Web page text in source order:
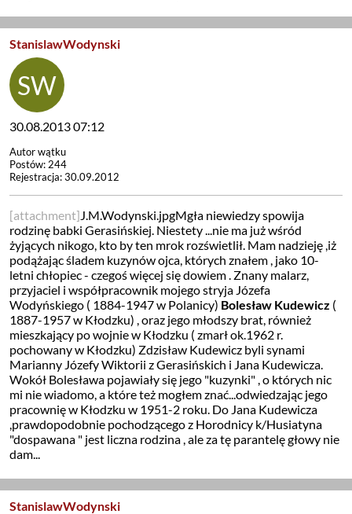
StanislawWodynski
30.08.2013 07:12
Autor wątku
Postów: 244
Rejestracja: 30.09.2012
[attachment]J.M.Wodynski.jpgMgła niewiedzy spowija
rodzinę babki Gerasińskiej. Niestety ...nie ma już wśród
żyjących nikogo, kto by ten mrok rozświetlił. Mam nadzieję ,iż
podążając śladem kuzynów ojca, których znałem , jako 10-
letni chłopiec - czegoś więcej się dowiem . Znany malarz,
przyjaciel i współpracownik mojego stryja Józefa
Wodyńskiego ( 1884-1947 w Polanicy) Bolesław Kudewicz (
1887-1957 w Kłodzku) , oraz jego młodszy brat, również
mieszkający po wojnie w Kłodzku ( zmarł ok.1962 r.
pochowany w Kłodzku) Zdzisław Kudewicz byli synami
Marianny Józefy Wiktorii z Gerasińskich i Jana Kudewicza.
Wokół Bolesława pojawiały się jego "kuzynki" , o których nic
mi nie wiadomo, a które też mogłem znać...odwiedzając jego
pracownię w Kłodzku w 1951-2 roku. Do Jana Kudewicza
,prawdopodobnie pochodzącego z Horodnicy k/Husiatyna
"dospawana " jest liczna rodzina , ale za tę parantelę głowy nie
dam...
StanislawWodynski